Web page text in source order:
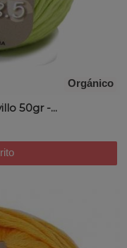
Orgánico
50gr -...